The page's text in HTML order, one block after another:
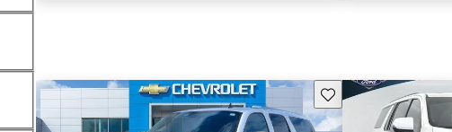
Guarda este Aviso